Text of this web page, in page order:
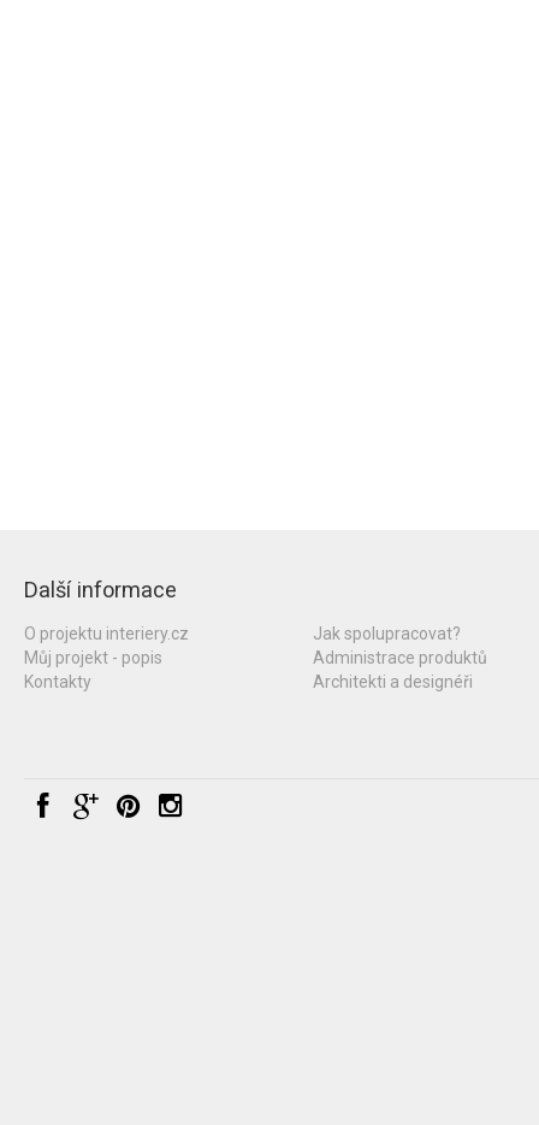
Další informace
O projektu interiery.cz
Můj projekt - popis
Kontakty
Jak spolupracovat?
Administrace produktů
Architekti a designéři